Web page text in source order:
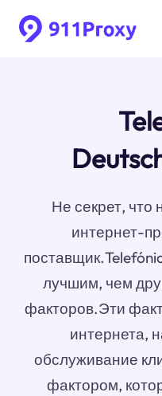
Не секрет, что
интернет-
лучшим, чем
факторов.Эти
интернета,
обслуживание
фактором,